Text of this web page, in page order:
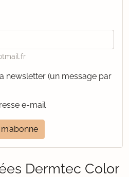
newsletter (un message par
e-mail
Dermtec Color